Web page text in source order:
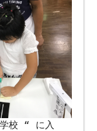
校 “ に入